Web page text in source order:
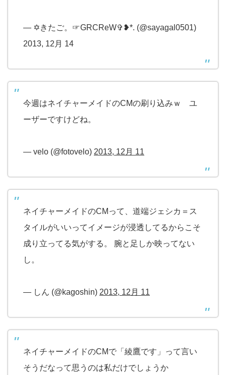
— ✡きたご。☞GRCReW✞❥*. (@sayagal0501)
2013, 12月 14
今週はネイチャーメイドのCMの刷り込みｗ ユ
ーザーですけどね。
— velo (@fotovelo) 2013, 12月 11
ネイチャーメイドのCMって、道端ジェシカ＝ス
タイルがいいってイメージが浸透してるからこそ
成り立ってる気がする。 腕と足しか映ってない
し。
— しん (@kagoshin) 2013, 12月 11
ネイチャーメイドのCMで「綾鷹です」って言い
そうだなって思うのは私だけでしょうか